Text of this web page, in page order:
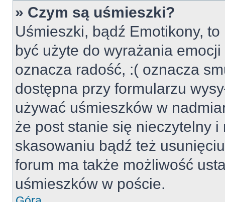
» Czym są uśmieszki?
Uśmieszki, bądź Emotikony,
być użyte do wyrażania
oznacza radość, :( oznacza
dostępna przy formularzu
używać uśmieszków w
że post stanie się nieczytelny
skasowaniu bądź też
forum ma także możliwość
uśmieszków w poście.